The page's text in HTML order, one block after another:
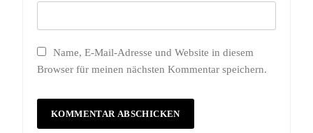
Name, E-Mail-Adresse und Website in diesem
Browser für meinen nächsten Kommentar speichern.